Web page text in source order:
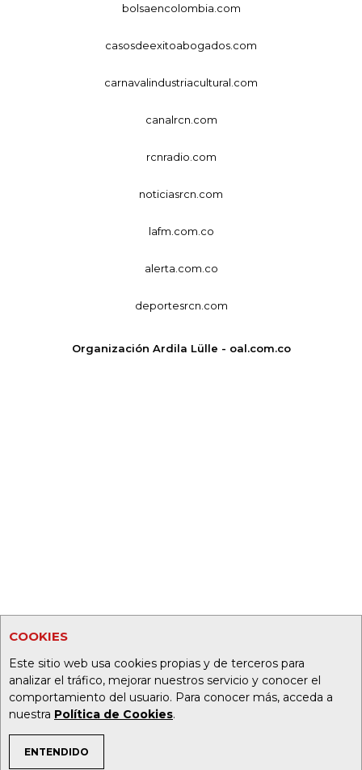
COOKIES
Este sitio web usa cookies propias y de terceros para
analizar el tráfico, mejorar nuestros servicio y conocer el
comportamiento del usuario. Para conocer más, acceda a
nuestra Política de Cookies.
ENTENDIDO
TEMAS DE INTERÉS
bolsaencolombia.com
casosdeexitoabogados.com
carnavalindustriacultural.com
canalrcn.com
rcnradio.com
noticiasrcn.com
lafm.com.co
alerta.com.co
deportesrcn.com
Organización Ardila Lülle - oal.com.co